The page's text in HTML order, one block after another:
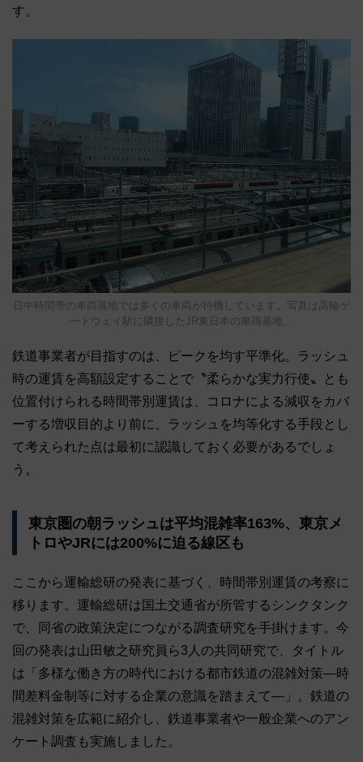
す。
日中時間帯の車両基地では多くの車両が待機しています。写真は高輪ゲ
ートウェイ駅に隣接したJR東日本の車両基地。
鉄道事業者が目指すのは、ピークを均す平準化。ラッシュ
時の運賃を高額設定することで〝柔らかな実力行使〟とも
位置付けられる時間帯別運賃は、コロナによる減収をカバ
ーする増収目的より前に、ラッシュを均等化する手段とし
て考えられた点は最初に認識しておく必要があるでしょ
う。
東京圏の朝ラッシュは平均混雑率163%、東京メ
トロやJRには200%に迫る線区も
ここから運輸総研の発表に基づく、時間帯別運賃の考察に
移ります。運輸総研は国土交通省が所管するシンクタンク
で、同省の政策決定につながる調査研究を手掛けます。今
回の発表は山田敏之研究員ら3人の共同研究で、タイトル
は「多様な働き方の時代における都市鉄道の混雑対策―時
間差料金制等に対する企業の意識を踏まえて―」。鉄道の
混雑対策を広範に紹介し、鉄道事業者や一般企業へのアン
ケート調査も実施しました。